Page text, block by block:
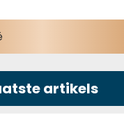
artikels